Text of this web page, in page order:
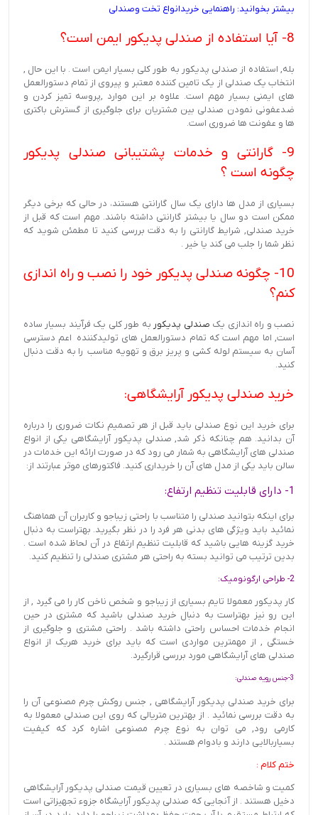
بیشتر بخوانید: راهنمایی خریدانواع تخت وصندلی
8- آیا استفاده از صندلی پدیکور ایمن است؟
بله, استفاده از صندلی پدیکور به طور کلی بسیار ایمن است . با این حال ,
انتخاب یک صندلی از یک تامین کننده معتبر و پیروی از تمام دستورالعمل
های ایمنی بسیار مهم است. علاوه بر این موارد ,پروسه تمیز کردن و
ضدعفونی نمودن صندلی بین مشتریان برای جلوگیری از گسترش باکتری
ها و عفونت ها ضروری است.
9- گارانتی و خدمات پشتیبانی صندلی پدیکور
چگونه است ؟
بسیاری از مدل ها دارای یک سال گارانتی هستند، در حالی که برخی دیگر
ممکن است دو سال یا بیشتر گارانتی داشته باشند. مهم است که قبل از
خرید صندلی, شرایط گارانتی را به دقت بررسی کنید تا مطمئن شوید که
نظر شما را جلب می کند یا خیر .
10- چگونه صندلی پدیکور خود را نصب و راه اندازی
کنم؟
نصب و راه اندازی یک صندلی پدیکور به طور کلی یک فرآیند بسیار ساده
است, اما مهم است که تمام دستورالعمل های تولیدکننده اعم دسترسی
آسان به سیستم لوله کشی و پریز برق و تهویه مناسب را به دقت دنبال
کنید.
خرید صندلی پدیکور آرایشگاهی:
برای خرید این نوع صندلی باید قبل از هر تصمیم نکات ضروری را درباره
آن بدانید. هم چنانکه ذکر شد, صندلی پدیکور آرایشگاهی یکی از انواع
صندلی های آرایشگاهی به شمار می رود که در صورت ارائه این خدمات در
سالن باید یکی از مدل های آن را خریداری کنید. فاکتورهای موثر عبارتند از:
1- دارای قابلیت تنظیم ارتفاع:
برای اینکه بتوانید صندلی را متناسب با راحتی زیباجو و کاربران آن هماهنگ
نمائید باید ویژگی های بدنی هر فرد را در نظر بگیرید. بهتراست به دنبال
خرید گزینه هایی باشید که قابلیت تنظیم ارتفاع در آن لحاظ شده است .
بدین ترتیب می توانید بسته به راحتی هر مشتری صندلی را تنظیم کنید.
2- طراحی ارگونومیک:
کار پدیکور معمولا تایم بسیاری از زیباجو و شخص ناخن کار را می گیرد , از
این رو نیز بهتراست به دنبال خرید صندلی باشید که مشتری در حین
انجام خدمات احساس راحتی داشته باشد . راحتی مشتری و جلوگیری از
خستگی , از مهمترین مواردی است که باید برای خرید هریک از انواع
صندلی های آرایشگاهی مورد بررسی قرارگیرد.
3-جنس رویه صندلی:
برای خرید صندلی پدیکور آرایشگاهی , جنس روکش چرم مصنوعی آن را
به دقت بررسی نمائید . از بهترین متریالی که روی این صندلی معمولا به
کارمی رود, می توان به نوع چرم مصنوعی اشاره کرد که کیفیت
بسیاربالایی دارند و بادوام هستند .
ختم کلام :
کمیت و شاخصه های بسیاری در تعیین قیمت صندلی پدیکور آرایشگاهی
دخیل هستند . از آنجایی که صندلی پدیکور آرایشگاه جزوء تجهیزاتی است